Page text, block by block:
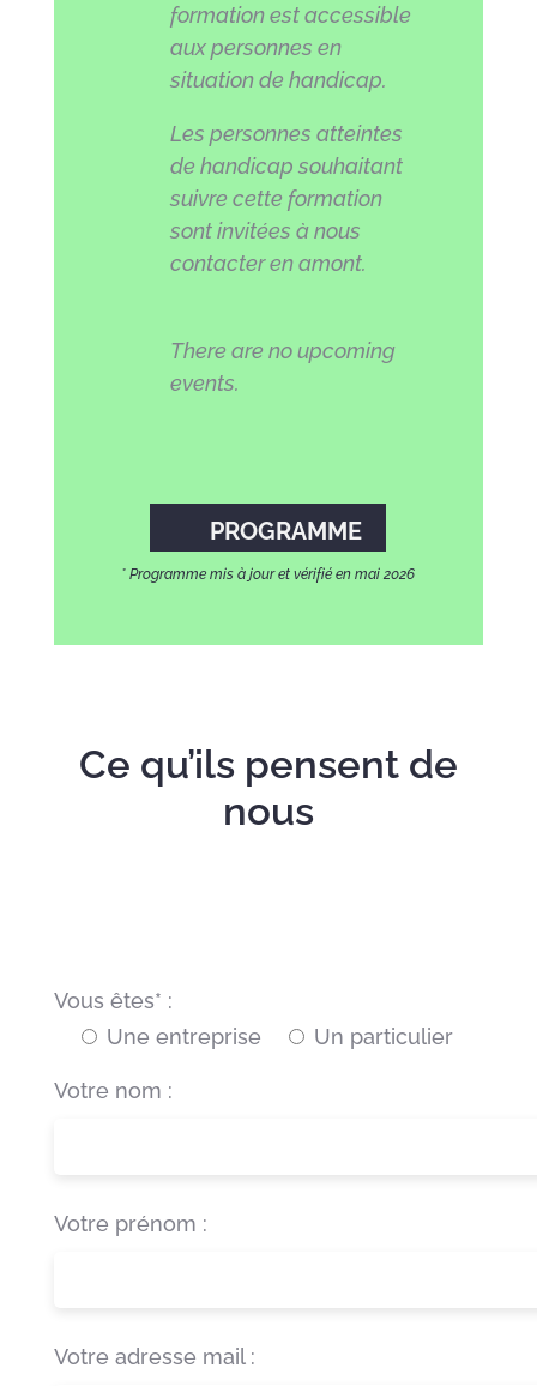
formation est accessible
aux personnes en
situation de handicap.
Les personnes atteintes
de handicap souhaitant
suivre cette formation
sont invitées à nous
contacter en amont.
There are no upcoming
events.
PROGRAMME
* Programme mis à jour et vérifié en mai 2026
Ce qu’ils pensent de
nous
Vous êtes* :
Une entreprise
Un particulier
Votre nom :
Votre prénom :
Votre adresse mail :